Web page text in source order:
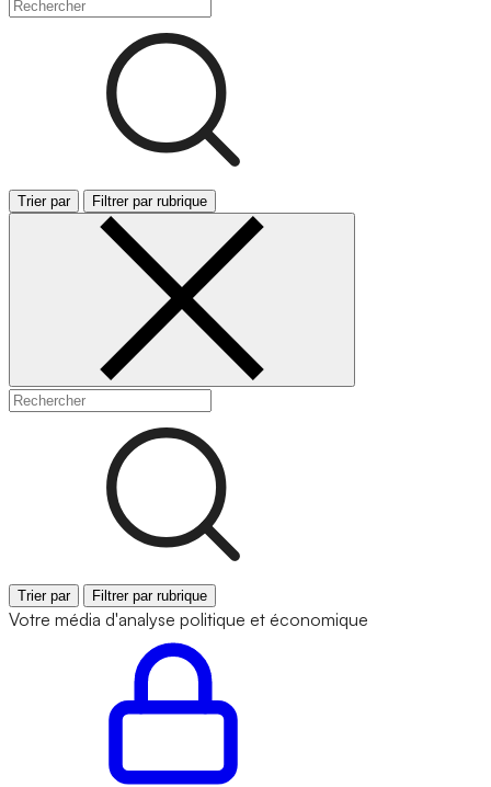
Trier par Filtrer par rubrique
Trier par Filtrer par rubrique
Votre média d'analyse politique et économique